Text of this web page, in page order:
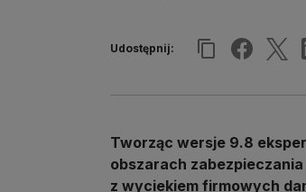
Udostępnij:
Tworząc wersje 9.8
obszarach
z wyciekiem firmowych